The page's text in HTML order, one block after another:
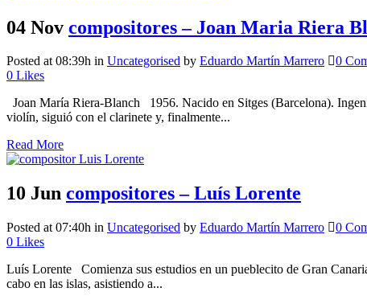
04 Nov compositores – Joan Maria Riera
Posted at 08:39h in Uncategorised by Eduardo Martín Marrero
0
0 Likes
Joan María Riera-Blanch 1956. Nacido en Sitges (Barcelona).
violín, siguió con el clarinete y, finalmente...
Read More
10 Jun compositores – Luís Lorente
Posted at 07:40h in Uncategorised by Eduardo Martín Marrero
0
0 Likes
Luís Lorente Comienza sus estudios en un pueblecito de Gran
cabo en las islas, asistiendo a...